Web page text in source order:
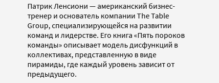
Патрик Ленсиони — американский бизнес-
тренер и основатель компании The Table
Group, специализирующейся на развитии
команд и лидерстве. Его книга «Пять пороков
команды» описывает модель дисфункций в
коллективах, представленную в виде
пирамиды, где каждый уровень зависит от
предыдущего.